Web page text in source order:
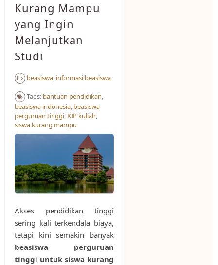
Kurang Mampu
yang Ingin
Melanjutkan
Studi
beasiswa, informasi beasiswa
Tags: bantuan pendidikan,
beasiswa indonesia, beasiswa
perguruan tinggi, KIP kuliah,
siswa kurang mampu
Akses pendidikan tinggi
sering kali terkendala biaya,
tetapi kini semakin banyak
beasiswa perguruan
tinggi untuk siswa kurang